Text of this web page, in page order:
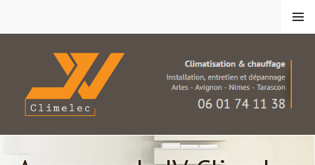
JV Climelec
Menu